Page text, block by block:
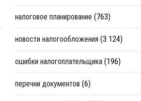
налоговое планирование (763)
новости налогообложения (3 124)
ошибки налогоплательщика (196)
перечни документов (6)